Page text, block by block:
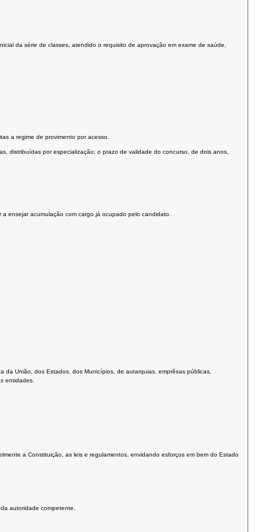
da série de classes, atendido o requisito de aprovação em exame de saúde,
a regime de provimento por acesso.
distribuídas por especialização; o prazo de validade do concurso, de dois anos,
ensejar acumulação com cargo já ocupado pelo candidato.
União, dos Estados, dos Municípios, de autarquias, emprêsas públicas,
entidades.
a Constituição, as leis e regulamentos, envidando esforços em bem do Estado
autoridade competente.